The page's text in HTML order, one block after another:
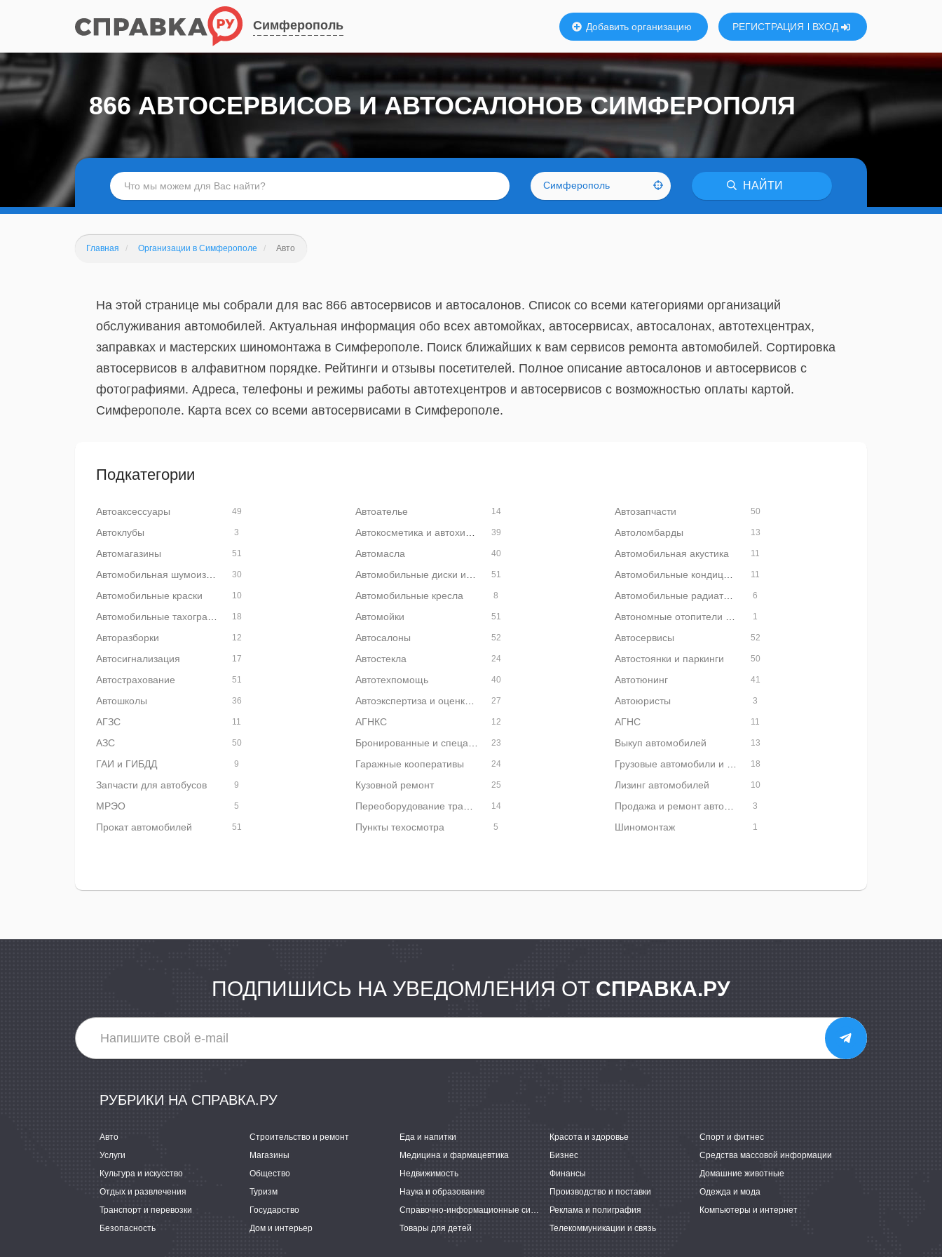
Симферополь Добавить организацию РЕГИСТРАЦИЯ ВХОД
Симферополь НАЙТИ
866 АВТОСЕРВИСОВ И АВТОСАЛОНОВ СИМФЕРОПОЛЯ
Главная Организации в Симферополе Авто
На этой странице мы собрали для вас 866 автосервисов и автосалонов. Список со всеми категориями организаций
обслуживания автомобилей. Актуальная информация обо всех автомойках, автосервисах, автосалонах, автотехцентрах,
заправках и мастерских шиномонтажа в Симферополе. Поиск ближайших к вам сервисов ремонта автомобилей. Сортировка
автосервисов в алфавитном порядке. Рейтинги и отзывы посетителей. Полное описание автосалонов и автосервисов с
фотографиями. Адреса, телефоны и режимы работы автотехцентров и автосервисов с возможностью оплаты картой.
Симферополе. Карта всех со всеми автосервисами в Симферополе.
Подкатегории
Автоаксессуары 49 Автоателье 14 Автозапчасти 50
Автоклубы 3 39 Автоломбарды 13
Автомагазины 51 Автомасла 40 Автомобильная акустика 11
30 51 11
Автомобильные краски 10 Автомобильные кресла 8 Автомобильные радиаторы 6
18 Автомойки 51 1
Авторазборки 12 Автосалоны 52 Автосервисы 52
Автосигнализация 17 Автостекла 24 Автостоянки и паркинги 50
Автострахование 51 Автотехпомощь 40 Автотюнинг 41
Автошколы 36 Автоэкспертиза и оценка автомобилей 27 Автоюристы 3
АГЗС 11 АГНКС 12 АГНС 11
АЗС 50 23 Выкуп автомобилей 13
ГАИ и ГИБДД 9 Гаражные кооперативы 24 18
Запчасти для автобусов 9 Кузовной ремонт 25 Лизинг автомобилей 10
МРЭО 5 14 3
Прокат автомобилей 51 Пункты техосмотра 5 Шиномонтаж 1
ПОДПИШИСЬ НА УВЕДОМЛЕНИЯ ОТ СПРАВКА.РУ
РУБРИКИ НА СПРАВКА.РУ
Авто Строительство и ремонт Еда и напитки Красота и здоровье
Спорт и фитнес
Услуги
Магазины Медицина и фармацевтика Бизнес
Средства массовой информации
Культура и искусство
Общество Недвижимость Финансы
Домашние животные
Отдых и развлечения
Туризм Наука и образование Производство и поставки
Одежда и мода
Транспорт и перевозки
Государство Справочно-информационные системы Реклама и полиграфия
Компьютеры и интернет
Безопасность
Дом и интерьер Товары для детей Телекоммуникации и связь